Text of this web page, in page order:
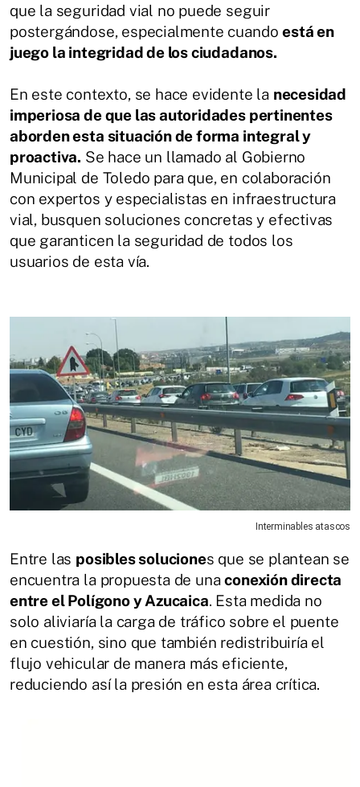
que la seguridad vial no puede seguir
postergándose, especialmente cuandoestá en
juego la integridad de los ciudadanos.
En este contexto, se hace evidente la necesidad
imperiosa de que las autoridades pertinentes
aborden esta situación de forma integral y
proactiva. Se hace un llamado al Gobierno
Municipal de Toledo para que, en colaboración
con expertos y especialistas en infraestructura
vial, busquen soluciones concretas y efectivas
que garanticen la seguridad de todos los
usuarios de esta vía.
Interminables atascos
Entre las posibles soluciones que se plantean se
encuentra la propuesta de unaconexión directa
entre el Polígono y Azucaica. Esta medida no
solo aliviaría la carga de tráfico sobre el puente
en cuestión, sino que también redistribuiría el
flujo vehicular de manera más eficiente,
reduciendo así la presión en esta área crítica.